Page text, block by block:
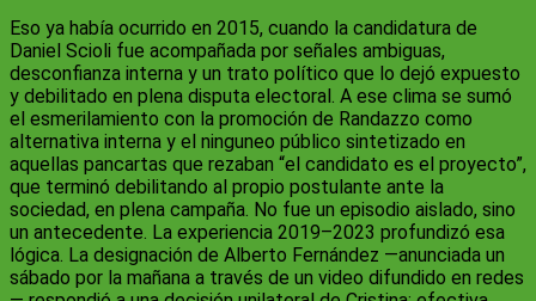
Eso ya había ocurrido en 2015, cuando la candidatura de
Daniel Scioli fue acompañada por señales ambiguas,
desconfianza interna y un trato político que lo dejó expuesto
y debilitado en plena disputa electoral. A ese clima se sumó
el esmerilamiento con la promoción de Randazzo como
alternativa interna y el ninguneo público sintetizado en
aquellas pancartas que rezaban “el candidato es el proyecto”,
que terminó debilitando al propio postulante ante la
sociedad, en plena campaña. No fue un episodio aislado, sino
un antecedente. La experiencia 2019–2023 profundizó esa
lógica. La designación de Alberto Fernández —anunciada un
sábado por la mañana a través de un video difundido en redes